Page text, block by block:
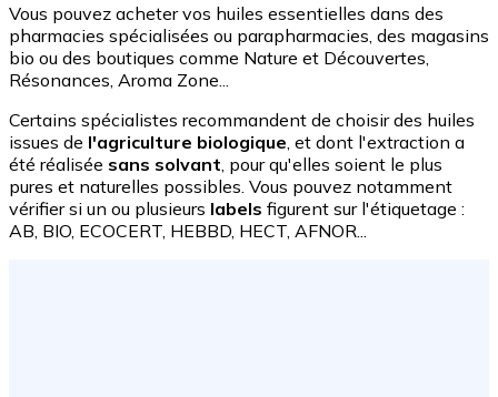
Vous pouvez acheter vos huiles essentielles dans des
pharmacies spécialisées ou parapharmacies, des magasins
bio ou des boutiques comme Nature et Découvertes,
Résonances, Aroma Zone...
Certains spécialistes recommandent de choisir des huiles
issues de l'agriculture biologique , et dont l'extraction a
été réalisée sans solvant , pour qu'elles soient le plus
pures et naturelles possibles. Vous pouvez notamment
vérifier si un ou plusieurs labels figurent sur l'étiquetage :
AB, BIO, ECOCERT, HEBBD, HECT, AFNOR...